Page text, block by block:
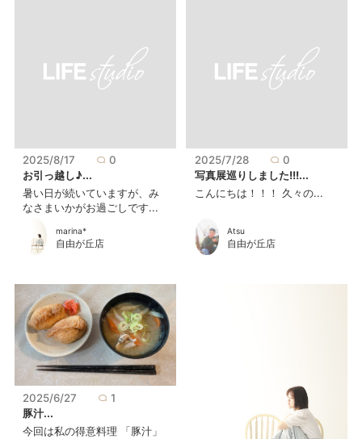
2025/8/17
0
お引っ越し♪...
暑い日が続いていますが、み
なさまいかがお過ごしです...
marina*
自由が丘店
2025/7/28
0
写真展巡りしました!!!...
こんにちは！！！ 久々の...
Atsu
自由が丘店
2025/6/27
1
豚汁...
今回は私の得意料理 「豚汁」